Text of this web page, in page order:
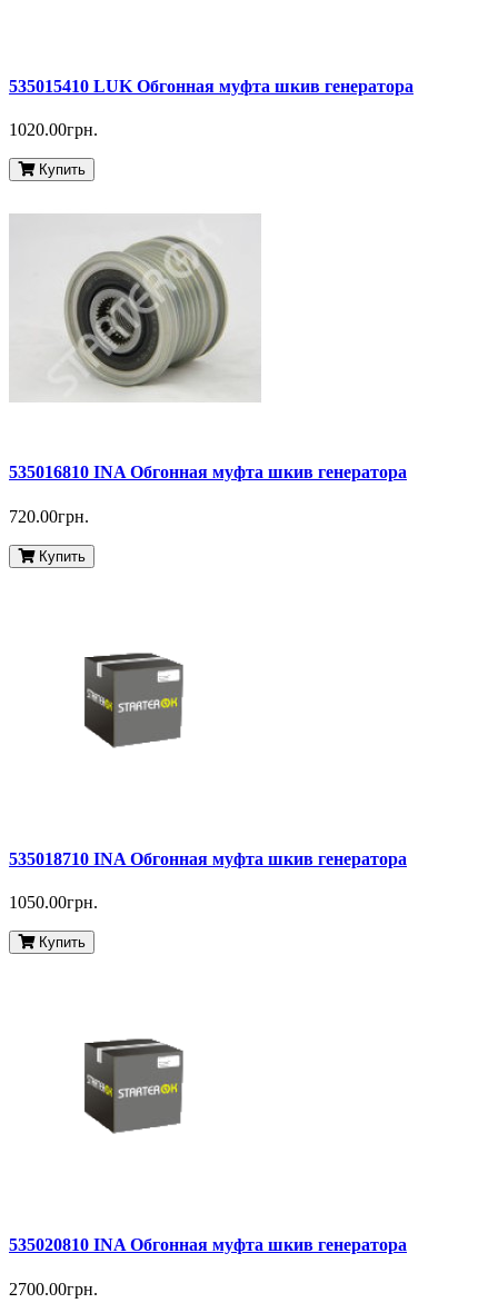
535015410 LUK Обгонная муфта шкив генератора
1020.00грн.
Купить
535016810 INA Обгонная муфта шкив генератора
720.00грн.
Купить
535018710 INA Обгонная муфта шкив генератора
1050.00грн.
Купить
535020810 INA Обгонная муфта шкив генератора
2700.00грн.